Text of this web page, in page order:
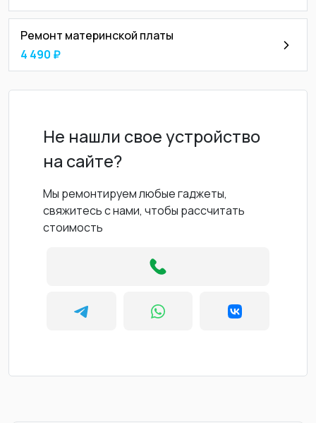
Ремонт материнской платы
4 490 ₽
Не нашли свое устройство
на сайте?
Мы ремонтируем любые гаджеты,
свяжитесь с нами, чтобы рассчитать
стоимость